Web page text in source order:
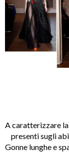
A caratterizzare
presenti sugli
Gonne lunghe e